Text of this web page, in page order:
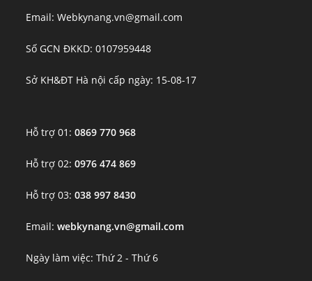
Email: Webkynang.vn@gmail.com
Số GCN ĐKKD: 0107959448
Sở KH&ĐT Hà nội cấp ngày: 15-08-17
Hỗ trợ 01:0869 770 968
Hỗ trợ 02:0976 474 869
Hỗ trợ 03:038 997 8430
Email:webkynang.vn@gmail.com
Ngày làm việc: Thứ 2 - Thứ 6